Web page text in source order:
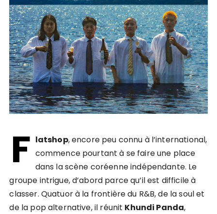
F latshop, encore peu connu à l’international,
commence pourtant à se faire une place
dans la scène coréenne indépendante. Le
groupe intrigue, d’abord parce qu’il est difficile à
classer. Quatuor à la frontière du R&B, de la soul et
de la pop alternative, il réunit Khundi Panda,